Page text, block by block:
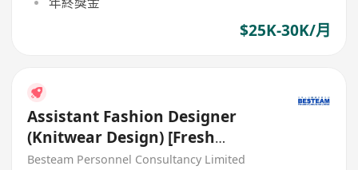
$25K-30K/月
Assistant Fashion Designer
(Knitwear Design) [Fresh
Graduate are welcome]
Besteam Personnel Consultancy Limited